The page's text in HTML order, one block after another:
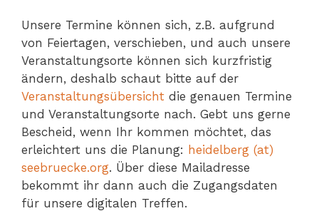
Unsere Termine können sich, z.B. aufgrund
von Feiertagen, verschieben, und auch unsere
Veranstaltungsorte können sich kurzfristig
ändern, deshalb schaut bitte auf der
Veranstaltungsübersicht die genauen Termine
und Veranstaltungsorte nach. Gebt uns gerne
Bescheid, wenn Ihr kommen möchtet, das
erleichtert uns die Planung: heidelberg (at)
seebruecke.org. Über diese Mailadresse
bekommt ihr dann auch die Zugangsdaten
für unsere digitalen Treffen.